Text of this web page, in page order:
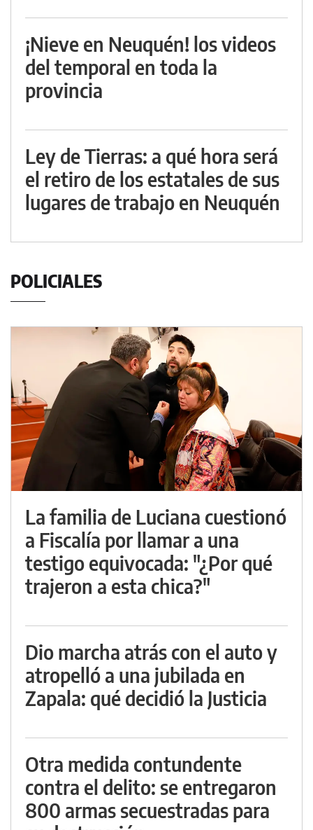
¡Nieve en Neuquén! los videos
del temporal en toda la
provincia
Ley de Tierras: a qué hora será
el retiro de los estatales de sus
lugares de trabajo en Neuquén
POLICIALES
La familia de Luciana cuestionó
a Fiscalía por llamar a una
testigo equivocada: "¿Por qué
trajeron a esta chica?"
Dio marcha atrás con el auto y
atropelló a una jubilada en
Zapala: qué decidió la Justicia
Otra medida contundente
contra el delito: se entregaron
800 armas secuestradas para